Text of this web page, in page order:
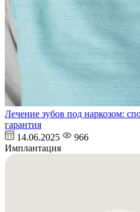
Лечение зубов под наркозом:
гарантия
14.06.2025
966
Имплантация